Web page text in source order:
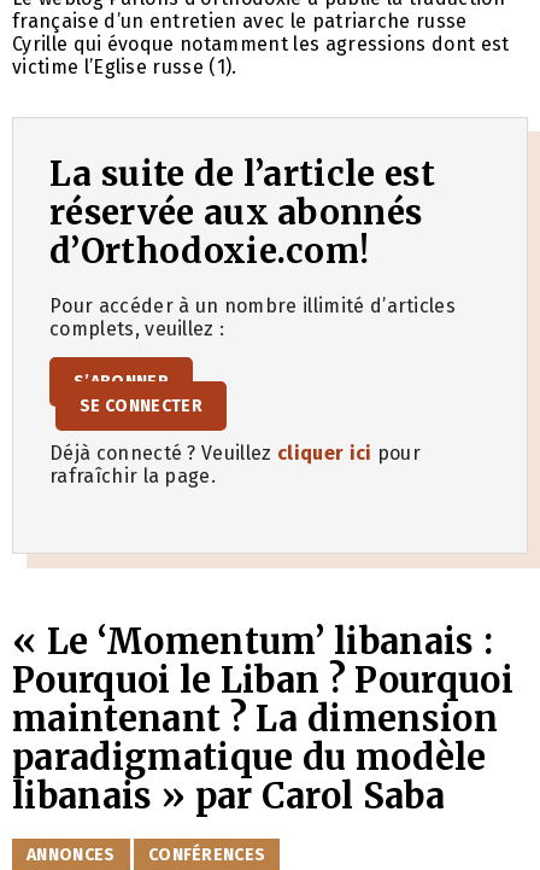
française d’un entretien avec le patriarche russe
Cyrille qui évoque notamment les agressions dont est
victime l’Eglise russe (1).
La suite de l’article est
réservée aux abonnés
d’Orthodoxie.com!
Pour accéder à un nombre illimité d’articles
complets, veuillez :
S’ABONNER
SE CONNECTER
Déjà connecté ? Veuillez cliquer ici pour
rafraîchir la page.
« Le ‘Momentum’ libanais :
Pourquoi le Liban ? Pourquoi
maintenant ? La dimension
paradigmatique du modèle
libanais » par Carol Saba
CATÉGORIES
ANNONCES CONFÉRENCES